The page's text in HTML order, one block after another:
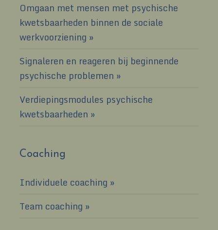
Omgaan met mensen met psychische
kwetsbaarheden binnen de sociale
werkvoorziening
Signaleren en reageren bij beginnende
psychische problemen
Verdiepingsmodules psychische
kwetsbaarheden
Coaching
Individuele coaching
Team coaching